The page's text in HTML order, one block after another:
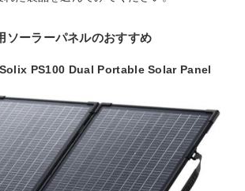
ソーラーパネルのおすすめ
PS100 Dual Portable Solar Panel